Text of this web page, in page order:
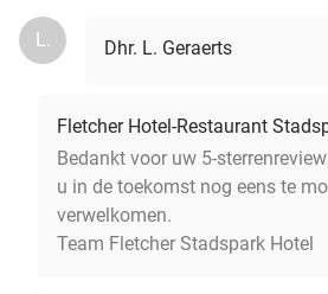
L. Dhr. L. Geraerts
Fletcher Hotel-Restaurant
Bedankt voor uw 5-
u in de toekomst nog eens te
verwelkomen.
Team Fletcher Stadspark Hotel